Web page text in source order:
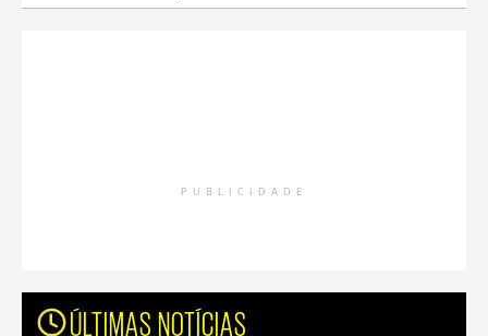
PUBLICIDADE
ÚLTIMAS NOTÍCIAS